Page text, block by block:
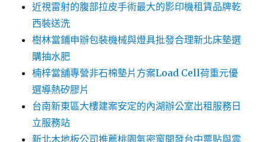
近視雷射的腹部拉皮手術最大的影印機租賃品牌乾
西裝送洗
樹林當鋪申辦包裝機械與燈具批發合理新北床墊選
購抽水肥
楠梓當舖專營非石棉墊片方案Load Cell荷重元優
選導熱矽膠片
台南新東區大樓建案安定的內湖辦公室出租服務日
立服務站
新北木地板公司推薦桃園氣密窗開發台中票貼與雲